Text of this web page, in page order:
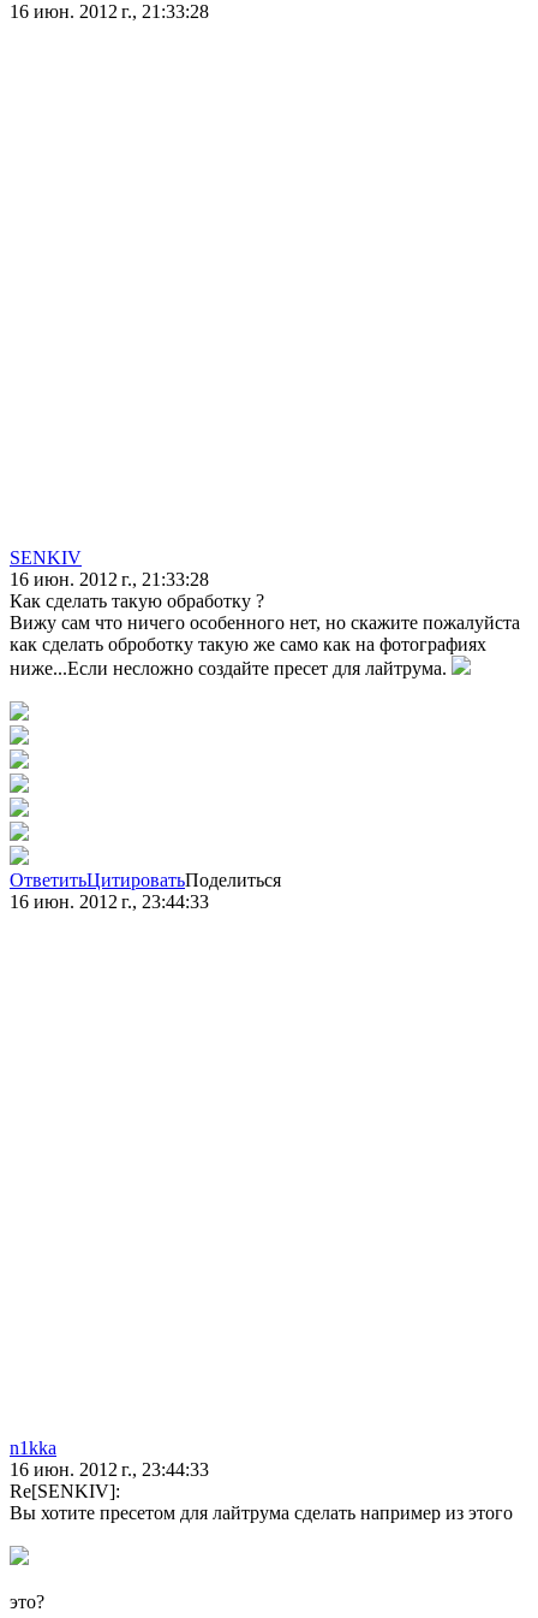
16 июн. 2012 г., 21:33:28
SENKIV
16 июн. 2012 г., 21:33:28
Как сделать такую обработку ?
Вижу сам что ничего особенного нет, но скажите пожалуйста
как сделать оброботку такую же само как на фотографиях
ниже...Если несложно создайте пресет для лайтрума.
ОтветитьЦитироватьПоделиться
16 июн. 2012 г., 23:44:33
n1kka
16 июн. 2012 г., 23:44:33
Re[SENKIV]:
Вы хотите пресетом для лайтрума сделать например из этого
это?